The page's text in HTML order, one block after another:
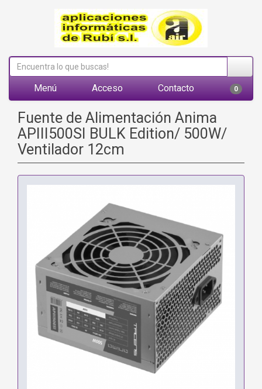
Menú Acceso Contacto 0
Fuente de Alimentación Anima
APIII500SI BULK Edition/ 500W/
Ventilador 12cm